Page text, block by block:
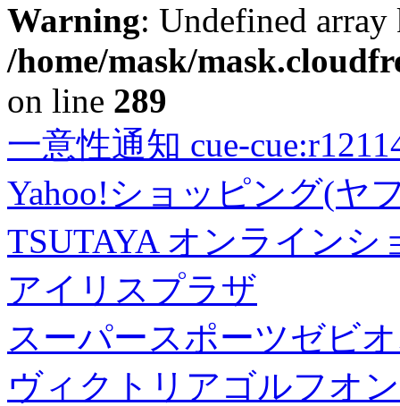
Warning: Undefined
/home/mask/
on line 289
一意性通知 cue-
Yahoo!ショッピング(ヤ
TSUTAYA オンラインシ
アイリスプラザ
スーパースポーツゼビ
ヴィクトリアゴルフオ